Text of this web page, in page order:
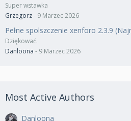
Super wstawka
Grzegorz- 9 Marzec 2026
Pełne spolszczenie xenforo 2.3.9
Dziękować.
Danloona - 9 Marzec 2026
Most Active Authors
Danloona